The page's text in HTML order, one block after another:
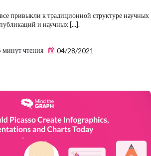
привыкли к традиционной структуре научных
и научных [...].
минут чтения 04/28/2021